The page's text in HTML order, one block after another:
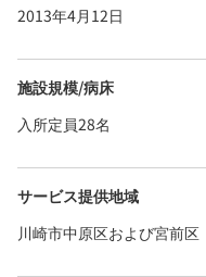
2013年4月12日
施設規模/病床
入所定員28名
サービス提供地域
川崎市中原区および宮前区